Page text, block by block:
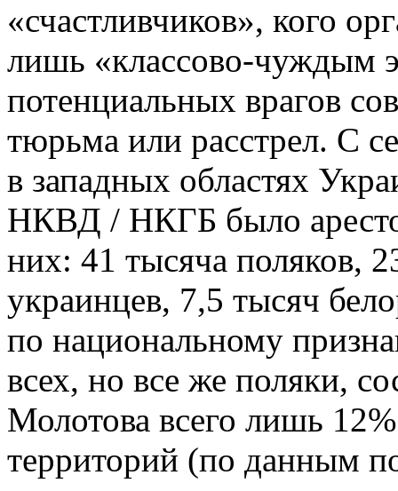
«счастливчиков», кого
лишь «классово-чуждым
потенциальных врагов
тюрьма или расстрел. С
в западных областях
НКВД / НКГБ было
них: 41 тысяча поляков,
украинцев, 7,5 тысяч
по национальному
всех, но все же поляки,
Молотова всего лишь
территорий (по данным